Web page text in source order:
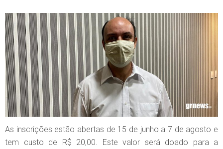
As inscrições estão abertas de 15 de junho a 7 de agosto e
tem custo de R$ 20,00. Este valor será doado para a